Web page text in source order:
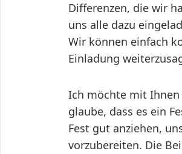
Differenzen, die wir
uns alle dazu
Wir können einfach
Einladung
Ich möchte mit Ihnen
glaube, dass es ein
Fest gut anziehen,
vorzubereiten. Die